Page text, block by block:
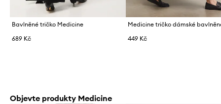
Bavlněné tričko Medicine
689 Kč
Medicine tričko dámské
449 Kč
Objevte produkty Medicine